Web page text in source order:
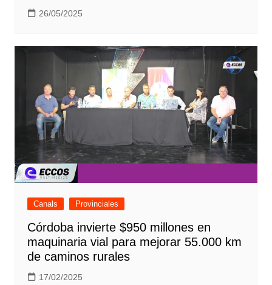
26/05/2025
Canals Provinciales
Córdoba invierte $950 millones en
maquinaria vial para mejorar 55.000 km
de caminos rurales
17/02/2025